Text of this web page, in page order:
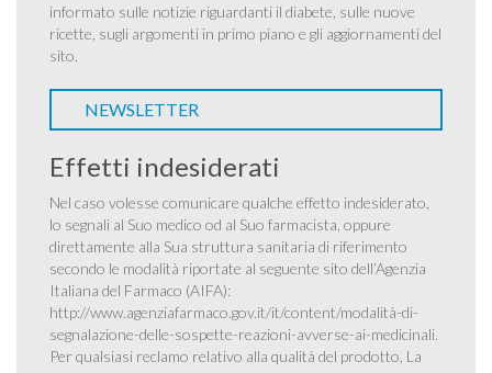
informato sulle notizie riguardanti il diabete, sulle nuove
ricette, sugli argomenti in primo piano e gli aggiornamenti del
sito.
NEWSLETTER
Effetti indesiderati
Nel caso volesse comunicare qualche effetto indesiderato,
lo segnali al Suo medico od al Suo farmacista, oppure
direttamente alla Sua struttura sanitaria di riferimento
secondo le modalità riportate al seguente sito dell’Agenzia
Italiana del Farmaco (AIFA):
http://www.agenziafarmaco.gov.it/it/content/modalità-di-
segnalazione-delle-sospette-reazioni-avverse-ai-medicinali.
Per qualsiasi reclamo relativo alla qualità del prodotto, La